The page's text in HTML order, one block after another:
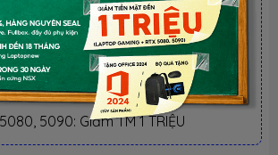
2026.Xem chi tiết
- Laptop văn phòng. Giảm TM 300K
Giảm TM 500K
5090: Giảm TM 1 TRIỆU